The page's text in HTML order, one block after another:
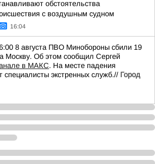
обстоятельства
с воздушным судном
16:04
8 августа ПВО Минобороны сбили 19
Москву. Об этом сообщил Сергей
в МАКС. На месте падения
специалисты экстренных служб.// Город